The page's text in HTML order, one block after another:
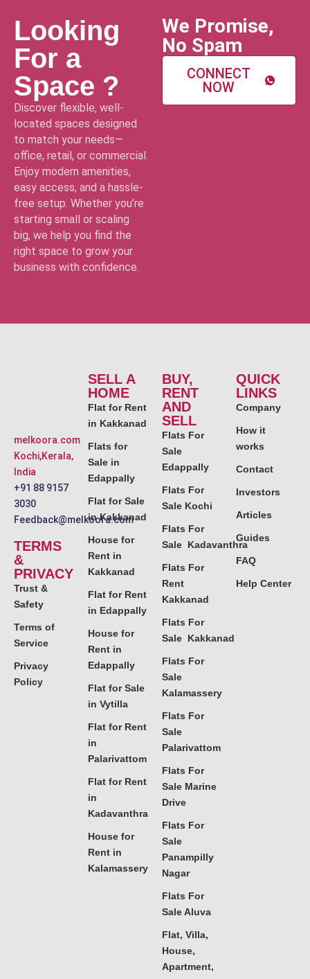
Looking
For a
Space ?
Discover flexible, well-
located spaces designed
to match your needs—
office, retail, or commercial.
Enjoy modern amenities,
easy access, and a hassle-
free setup. Whether you’re
starting small or scaling
big, we help you find the
right space to grow your
business with confidence.
We Promise,
No Spam
CONNECT
NOW
melkoora.com
Kochi,Kerala,
India
+91 88 9157
3030
Feedback@melkoora.com
TERMS
&
PRIVACY
Trust &
Safety
Terms of
Service
Privacy
Policy
SELL A
HOME
Flat for Rent
in Kakkanad
Flats for
Sale in
Edappally
Flat for Sale
in Kakkanad
House for
Rent in
Kakkanad
Flat for Rent
in Edappally
House for
Rent in
Edappally
Flat for Sale
in Vytilla
Flat for Rent
in
Palarivattom
Flat for Rent
in
Kadavanthra
House for
Rent in
Kalamassery
BUY,
RENT
AND
SELL
Flats For
Sale
Edappally
Flats For
Sale Kochi
Flats For
Sale Kadavanthra
Flats For
Rent
Kakkanad
Flats For
Sale Kakkanad
Flats For
Sale
Kalamassery
Flats For
Sale
Palarivattom
Flats For
Sale Marine
Drive
Flats For
Sale
Panampilly
Nagar
Flats For
Sale Aluva
Flat, Villa,
House,
Apartment,
QUICK
LINKS
Company
How it
works
Contact
Investors
Articles
Guides
FAQ
Help Center